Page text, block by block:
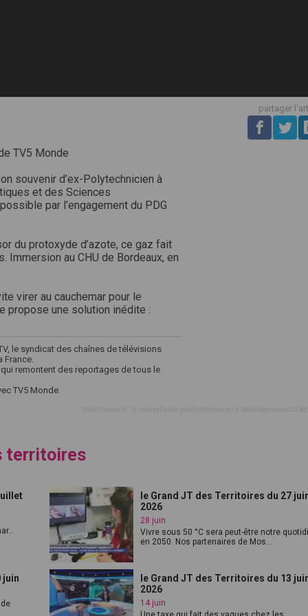
partager
TV5 Monde
souvenir d’ex-Polytechnicien à
et des Sciences
par l’engagement du PDG
du protoxyde d’azote, ce gaz fait
au CHU de Bordeaux, en
virer au cauchemar pour le
propose une solution inédite :
le syndicat des chaînes de télévisions
France.
remontent des reportages de tous le
TV5 Monde.
territoires
le Grand JT des Territoires du 27
2026
28 juin
Vivre sous 50 °C sera peut-être notre
en 2050. Nos partenaires de Mos...
juin
le Grand JT des Territoires du 13
2026
14 juin